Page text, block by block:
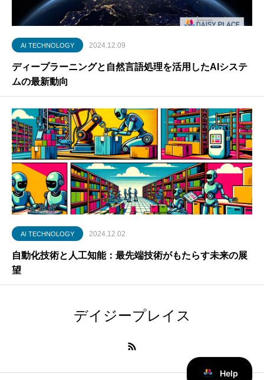
AI TECHNOLOGY 2024.12.09
ディープラーニングと自然言語処理を活用したAIシステ
ムの最新動向
AI TECHNOLOGY 2024.12.02
自動化技術と人工知能：最先端技術がもたらす未来の展
望
デイジープレイス